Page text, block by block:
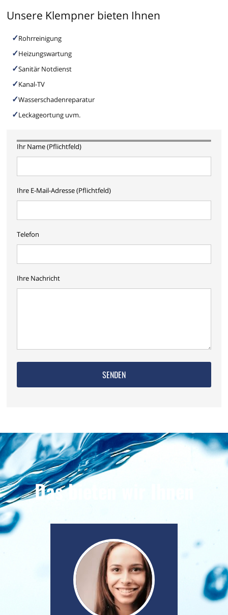
Unsere Klempner bieten Ihnen
Rohrreinigung
Heizungswartung
Sanitär Notdienst
Kanal-TV
Wasserschadenreparatur
Leckageortung uvm.
Ihr Name (Pflichtfeld)
Ihre E-Mail-Adresse (Pflichtfeld)
Telefon
Ihre Nachricht
Das bieten wir Ihnen